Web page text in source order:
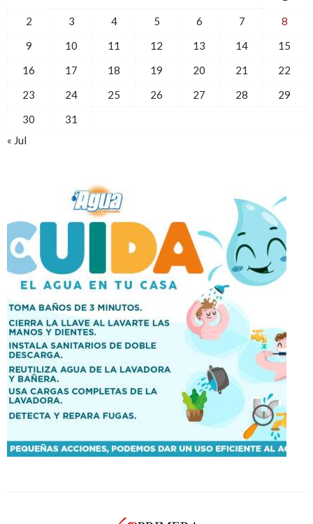
2
3 4 5 6 7
8
9
10 11 12 13 14
15
16
17 18 19 20 21
22
23
24 25 26 27 28
29
30
31
« Jul